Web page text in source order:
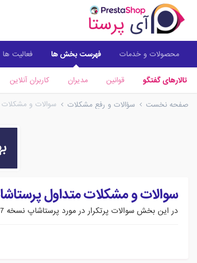
محصولات و خدمات فهرست بخش ها
تالارهای گفتگو قوانین مدیران کاربران آنلاین
فعالیت ها
صفحه نخست سؤالات و رفع مشکلات سوالات و مشکلات
سوالات و مشکلات متداول
در این بخش سوالات پرتکرار در مورد پرستاشاپ نسخه 1.7 قرار میگیرد